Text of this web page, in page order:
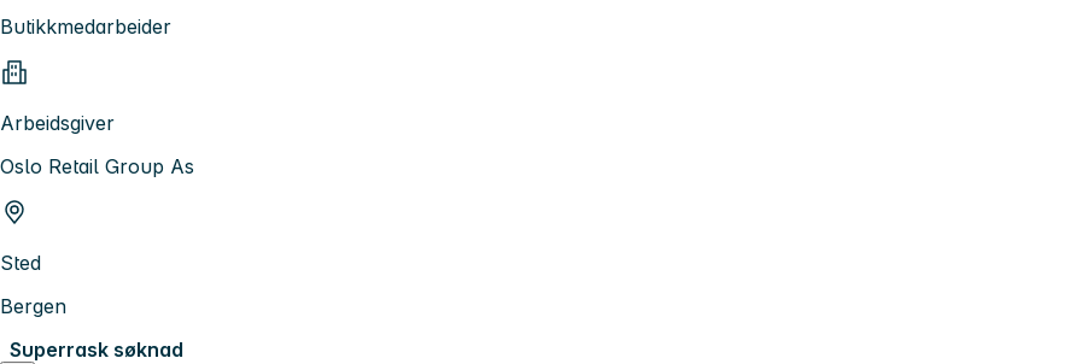
Butikkmedarbeider
Arbeidsgiver
Oslo Retail Group As
Sted
Bergen
Superrask søknad